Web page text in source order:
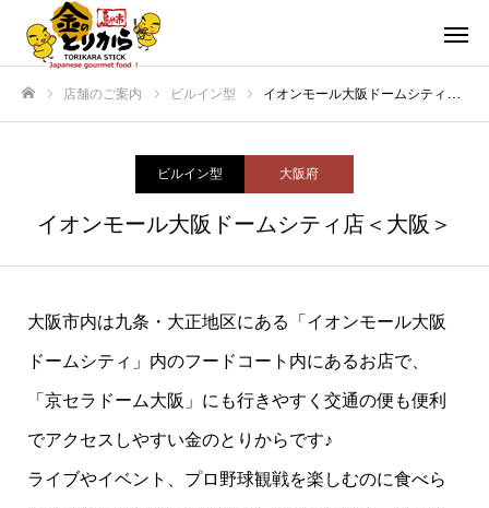
店舗のご案内 ビルイン型 イオンモール大阪ドームシティ店＜大阪＞
ビルイン型 大阪府
イオンモール大阪ドームシティ店＜大阪＞
大阪市内は九条・大正地区にある「イオンモール大阪
ドームシティ」内のフードコート内にあるお店で、
「京セラドーム大阪」にも行きやすく交通の便も便利
でアクセスしやすい金のとりからです♪
ライブやイベント、プロ野球観戦を楽しむのに食べら